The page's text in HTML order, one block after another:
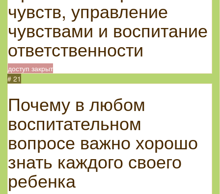
чувств, управление
чувствами и воспитание
ответственности
доступ закрыт
# 21
Почему в любом
воспитательном
вопросе важно хорошо
знать каждого своего
ребенка